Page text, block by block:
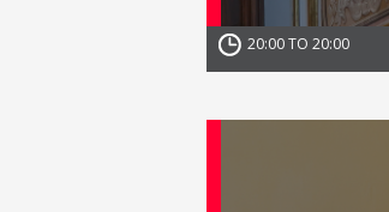
20:00 TO 20:00